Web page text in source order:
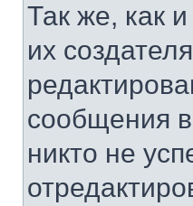
Так же, как
их
сообщения
никто не